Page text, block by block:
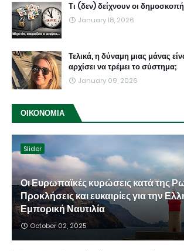
Τι (δεν) δείχνουν οι
January 18, 2026
Τελικά, η δύναμη μιας μάνας
αρχίσει να τρέμει το σύστημα;
January 09, 2026
ΟΙΚΟΝΟΜΙΑ
Slider
Οι Ευρωπαϊκές κυρώσεις κατά της
Προκλήσεις και ευκαιρίες για την
Εμπορική Ναυτιλία
October 02, 2025